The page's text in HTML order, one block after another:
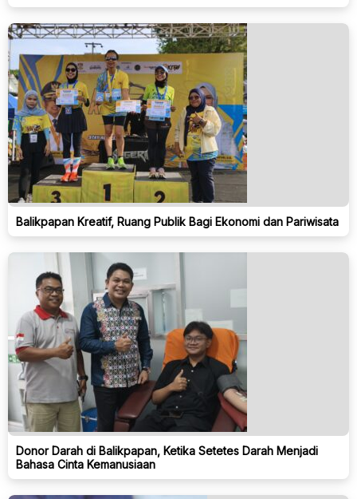
Balikpapan Kreatif, Ruang Publik Bagi Ekonomi dan Pariwisata
Donor Darah di Balikpapan, Ketika Setetes Darah Menjadi
Bahasa Cinta Kemanusiaan